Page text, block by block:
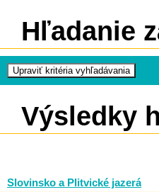
Hľadanie
Výsledky
Slovinsko a Plitvické jazerá